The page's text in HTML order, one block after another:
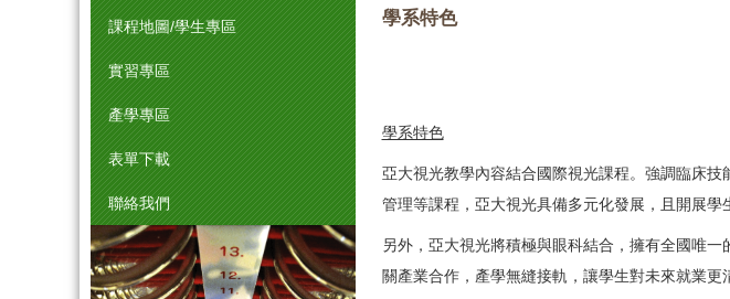
課程地圖/學生專區
實習專區
產學專區
表單下載
聯絡我們
學系特色
學系特色
亞大視光教學內容結合國際視光課程。強調臨床
管理等課程，亞大視光具備多元化發展，且開展學
另外，亞大視光將積極與眼科結合，擁有全國唯
關產業合作，產學無縫接軌，讓學生對未來就業更